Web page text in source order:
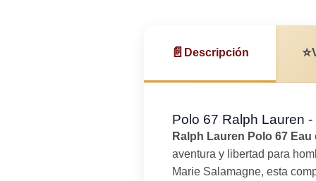
📄 Descripción ⭐
Polo 67 Ralph Lauren
Ralph Lauren Polo 67 Eau
aventura y libertad para
Marie Salamagne, esta